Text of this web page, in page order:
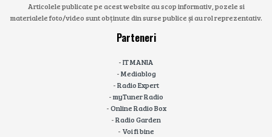
Articolele publicate pe acest website au scop informativ, pozele si
materialele foto/video sunt obținute din surse publice și au rol reprezentativ.
Parteneri
-IT MANIA
-Mediablog
-Radio Expert
-myTuner Radio
-Online Radio Box
-Radio Garden
- Voi fi bine